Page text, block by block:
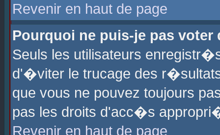
Revenir en haut de page
Pourquoi ne puis-je pas voter
Seuls les utilisateurs
d'�viter le trucage des
que vous ne pouvez toujours
pas les droits d'acc�s
Revenir en haut de page